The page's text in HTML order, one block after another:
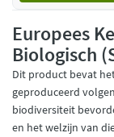
Europees
Biologisch
Dit product bevat
geproduceerd
biodiversiteit
en het welzijn van